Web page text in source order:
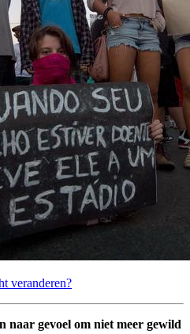
veranderen?
naar gevoel om niet meer gewild